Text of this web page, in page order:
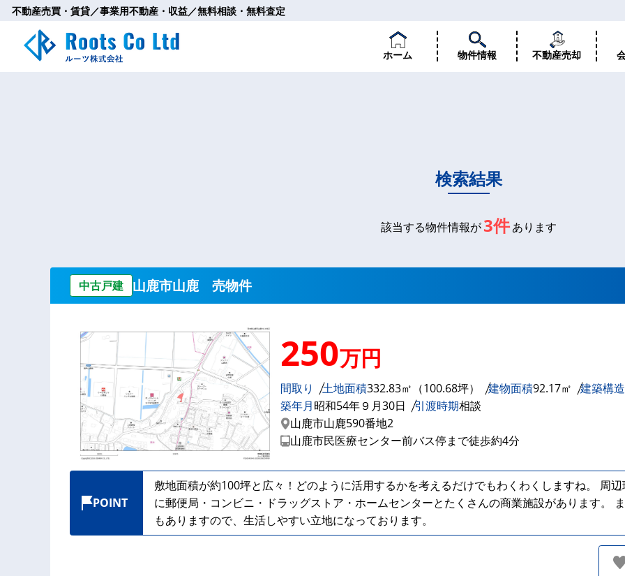
不動産売買・賃貸／事業用不動産・収益／無料相談・無料査定
ホーム 物件情報 不動産売却
検索結果
該当する物件情報が3件あります
中古戸建 山鹿市山鹿 売物件
250万円
間取り 土地面積332.83㎡（100.68坪） 建物面積92.17㎡ 建築構造
築年月昭和54年９月30日 引渡時期相談
山鹿市山鹿590番地2
山鹿市民医療センター前バス停まで徒歩約4分
POINT
敷地面積が約100坪と広々！どのように活用するかを考えるだけでもわくわくしますね。 周
に郵便局・コンビニ・ドラッグストア・ホームセンターとたくさんの商業施設があります。
もありますので、生活しやすい立地になっております。